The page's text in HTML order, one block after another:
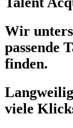
Wir
passende
finden.
viele